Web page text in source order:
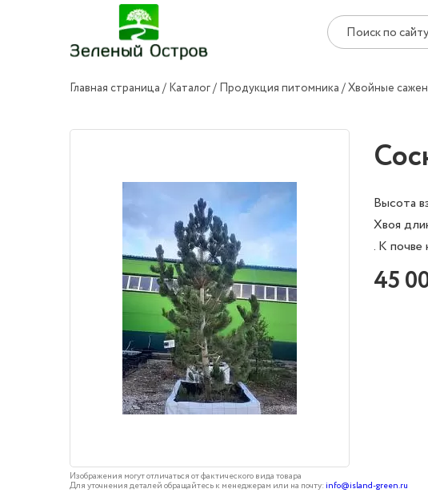
Главная страница Каталог Продукция питомника Хвойные
Высота
Хвоя
. К почве
45
Изображения могут отличаться от фактического вида товара
Для уточнения деталей обращайтесь к менеджерам или на почту: info@island-green.ru